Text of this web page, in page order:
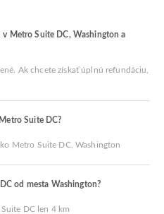
Metro Suite DC, Washington a
Ak chcete získať úplnú refundáciu,
Suite DC?
Metro Suite DC, Washington
od mesta Washington?
DC len 4 km